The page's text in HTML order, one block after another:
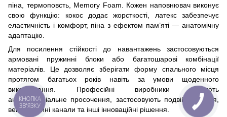
піна, термоповсть, Memory Foam. Кожен наповнювач виконує
свою функцію: кокос додає жорсткості, латекс забезпечує
еластичність і комфорт, піна з ефектом пам’яті — анатомічну
адаптацію.
Для посилення стійкості до навантажень застосовуються
армовані пружинні блоки або багатошарові комбінації
матеріалів. Це дозволяє зберігати форму спального місця
протягом багатьох років навіть за умови щоденного
використання. Професійні виробники додають
антибактеріальне просочення, застосовують подвійне шиття,
вентиляційні канали та інші інноваційні рішення.
КНОПКА
ЗВ'ЯЗКУ